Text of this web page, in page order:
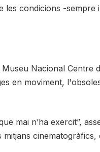
condicions -sempre
Nacional Centre
en moviment,
mai n’ha exercit”,